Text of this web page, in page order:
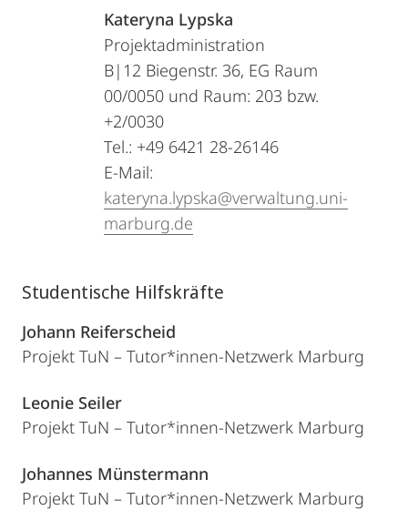
Kateryna Lypska
Projektadministration
B|12 Biegenstr. 36, EG Raum
00/0050 und Raum: 203 bzw.
+2/0030
Tel.: +49 6421 28-26146
E-Mail:
kateryna.lypska@verwaltung.uni-
marburg.de
Studentische Hilfskräfte
Johann Reiferscheid
Projekt TuN – Tutor*innen-Netzwerk Marburg
Leonie Seiler
Projekt TuN – Tutor*innen-Netzwerk Marburg
Johannes Münstermann
Projekt TuN – Tutor*innen-Netzwerk Marburg